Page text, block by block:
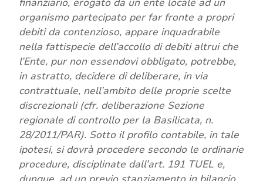
finanziario, erogato da un ente locale ad un
organismo partecipato per far fronte a propri
debiti da contenzioso, appare inquadrabile
nella fattispecie dell’accollo di debiti altrui che
l’Ente, pur non essendovi obbligato, potrebbe,
in astratto, decidere di deliberare, in via
contrattuale, nell’ambito delle proprie scelte
discrezionali (cfr. deliberazione Sezione
regionale di controllo per la Basilicata, n.
28/2011/PAR). Sotto il profilo contabile, in tale
ipotesi, si dovrà procedere secondo le ordinarie
procedure, disciplinate dall’art. 191 TUEL e,